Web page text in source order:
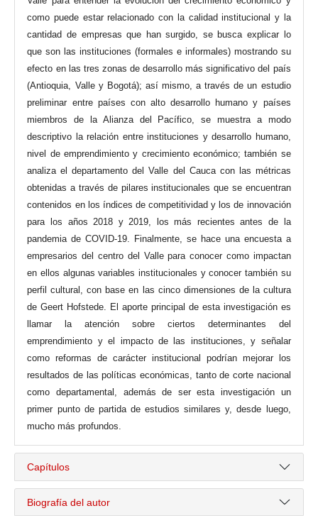
como puede estar relacionado con la calidad institucional y la
cantidad de empresas que han surgido, se busca explicar lo
que son las instituciones (formales e informales) mostrando su
efecto en las tres zonas de desarrollo más significativo del país
(Antioquia, Valle y Bogotá); así mismo, a través de un estudio
preliminar entre países con alto desarrollo humano y países
miembros de la Alianza del Pacífico, se muestra a modo
descriptivo la relación entre instituciones y desarrollo humano,
nivel de emprendimiento y crecimiento económico; también se
analiza el departamento del Valle del Cauca con las métricas
obtenidas a través de pilares institucionales que se encuentran
contenidos en los índices de competitividad y los de innovación
para los años 2018 y 2019, los más recientes antes de la
pandemia de COVID-19. Finalmente, se hace una encuesta a
empresarios del centro del Valle para conocer como impactan
en ellos algunas variables institucionales y conocer también su
perfil cultural, con base en las cinco dimensiones de la cultura
de Geert Hofstede. El aporte principal de esta investigación es
llamar la atención sobre ciertos determinantes del
emprendimiento y el impacto de las instituciones, y señalar
como reformas de carácter institucional podrían mejorar los
resultados de las políticas económicas, tanto de corte nacional
como departamental, además de ser esta investigación un
primer punto de partida de estudios similares y, desde luego,
mucho más profundos.
Capítulos
Biografía del autor